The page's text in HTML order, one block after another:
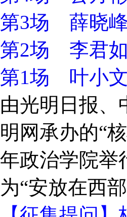
第3场 薛晓
第2场 李君如
第1场 叶小文
由光明日报、
明网承办的“
年政治学院举
为“安放在西